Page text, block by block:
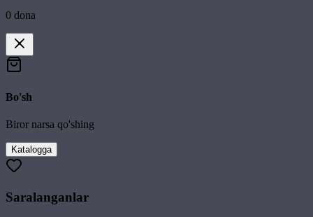
0 dona
Bo'sh
Biror narsa qo'shing
Katalogga
Saralanganlar